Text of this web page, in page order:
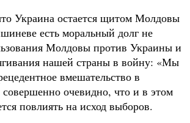
Украина остается щитом Молдовы
есть моральный долг не
Молдовы против Украины и
нашей страны в войну: «Мы
вмешательство в
очевидно, что и в этом
повлиять на исход выборов.